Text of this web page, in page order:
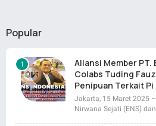
Popular
Aliansi Member PT.
Colabs Tuding
Penipuan Terkait
Jakarta, 15 Maret 2025
Nirwana Sejati (ENS)